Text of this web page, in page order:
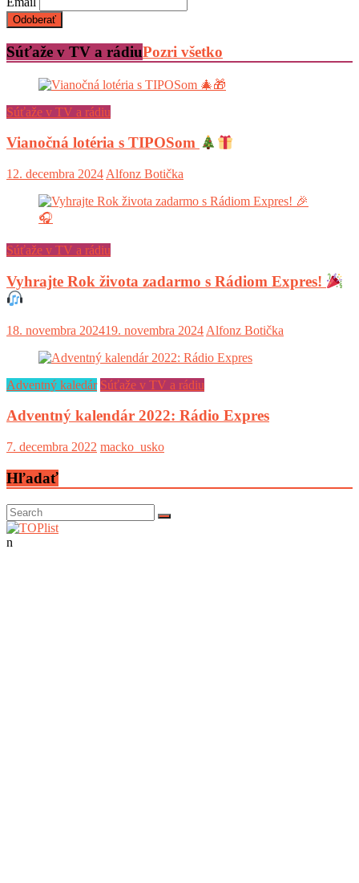
Súťaže v TV a rádiuPozri všetko
Súťaže v TV a rádiu
Vianočná lotéria s TIPOSom
12. decembra 2024 Alfonz Botička
Súťaže v TV a rádiu
Vyhrajte Rok života zadarmo s Rádiom Expres!
18. novembra 202419. novembra 2024 Alfonz Botička
Adventný kaledár Súťaže v TV a rádiu
Adventný kalendár 2022: Rádio Expres
7. decembra 2022 macko_usko
Hľadať
n